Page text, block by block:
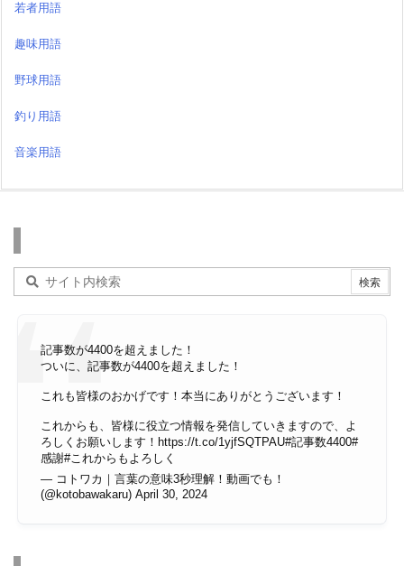
若者用語
趣味用語
野球用語
釣り用語
音楽用語
記事数が4400を超えました！
ついに、記事数が4400を超えました！
これも皆様のおかげです！本当にありがとうございます！
これからも、皆様に役立つ情報を発信していきますので、よ
ろしくお願いします！ https://t.co/1yjfSQTPAU#記事数4400#
感謝#これからもよろしく
— コトワカ｜言葉の意味3秒理解！動画でも！
(@kotobawakaru) April 30, 2024